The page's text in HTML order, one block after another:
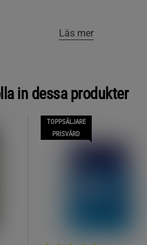
Läs mer
in dessa produkter
TOPPSÄLJARE
PRISVÄRD